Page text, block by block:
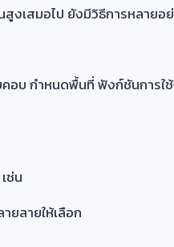
งเสมอไป ยังมีวิธีการหลาย
กำหนดพื้นที่ ฟังก์ชันการใ
ช่น
ยลายให้เลือก